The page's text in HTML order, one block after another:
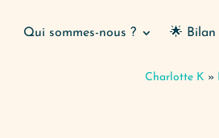
Qui sommes-nous ? 🌟
Charlotte K »